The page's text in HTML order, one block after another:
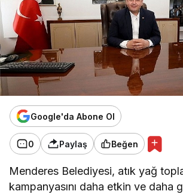
Google'da Abone Ol
0 Paylaş Beğen
Menderes Belediyesi, atık yağ
kampanyasını daha etkin ve daha